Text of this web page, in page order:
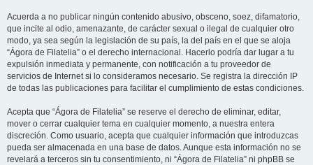
Acuerda a no publicar ningún contenido abusivo, obsceno, soez, difamatorio,
que incite al odio, amenazante, de carácter sexual o ilegal de cualquier otro
modo, ya sea según la legislación de su país, la del país en el que se aloja
“Ágora de Filatelia” o el derecho internacional. Hacerlo podría dar lugar a tu
expulsión inmediata y permanente, con notificación a tu proveedor de
servicios de Internet si lo consideramos necesario. Se registra la dirección IP
de todas las publicaciones para facilitar el cumplimiento de estas condiciones.
Acepta que “Ágora de Filatelia” se reserve el derecho de eliminar, editar,
mover o cerrar cualquier tema en cualquier momento, a nuestra entera
discreción. Como usuario, acepta que cualquier información que introduzcas
pueda ser almacenada en una base de datos. Aunque esta información no se
revelará a terceros sin tu consentimiento, ni “Ágora de Filatelia” ni phpBB se